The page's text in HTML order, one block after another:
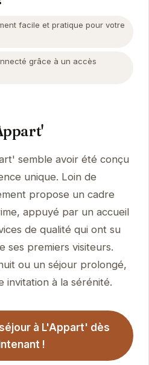
facile et pratique pour votre
grâce à un accès
semble avoir été conçu
unique. Loin de
propose un cadre
appuyé par un accueil
de qualité qui ont su
ses premiers visiteurs.
ou un séjour prolongé,
invitation à la sérénité.
à L'Appart' dès
!